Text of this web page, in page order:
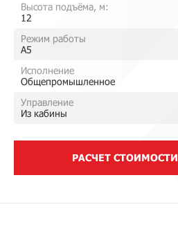
Высота подъёма, м:
12
Режим работы
A5
Исполнение
Общепромышленное
Управление
Из кабины
РАСЧЕТ СТОИМОСТИ